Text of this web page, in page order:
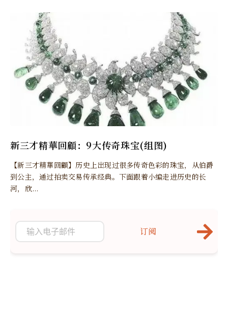
新三才精華回顧：9大传奇珠宝(组图)
【新三才精華回顧】历史上出现过很多传奇色彩的珠宝，从伯爵
到公主，通过拍卖交易传承经典。下面跟着小编走进历史的长
河，欣...
订阅